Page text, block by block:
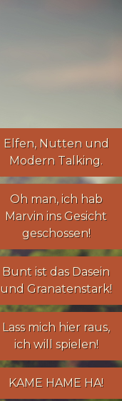
Elfen, Nuttenund
Modern Talking.
Oh man, ich hab
Marvin ins Gesicht
geschossen!
Bunt ist das Dasein
und Granatenstark!
Lass mich hier raus,
ich will spielen!
KAME HAME HA!